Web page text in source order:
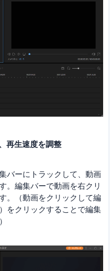
再生速度を調整
バーにトラックして、動画
。編集バーで動画を右クリ
。（動画をクリックして編
）をクリックすることで編集